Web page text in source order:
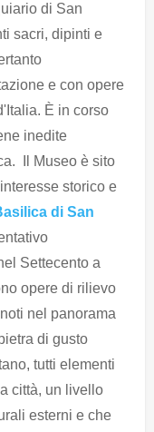
di San
sacri, dipinti e
e con opere
È in corso
inedite
Il Museo è sito
storico e
di San
Settecento a
opere di rilievo
nel panorama
di gusto
tutti elementi
città, un livello
esterni e che